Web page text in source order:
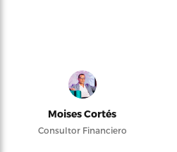
Moises Cortés
Consultor Financiero